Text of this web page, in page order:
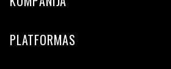
PLATFORMAS